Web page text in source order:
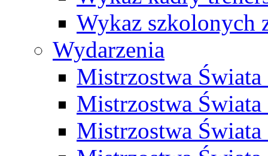
Wykaz szkolonych
Wydarzenia
Mistrzostwa
Mistrzostwa
Mistrzostwa